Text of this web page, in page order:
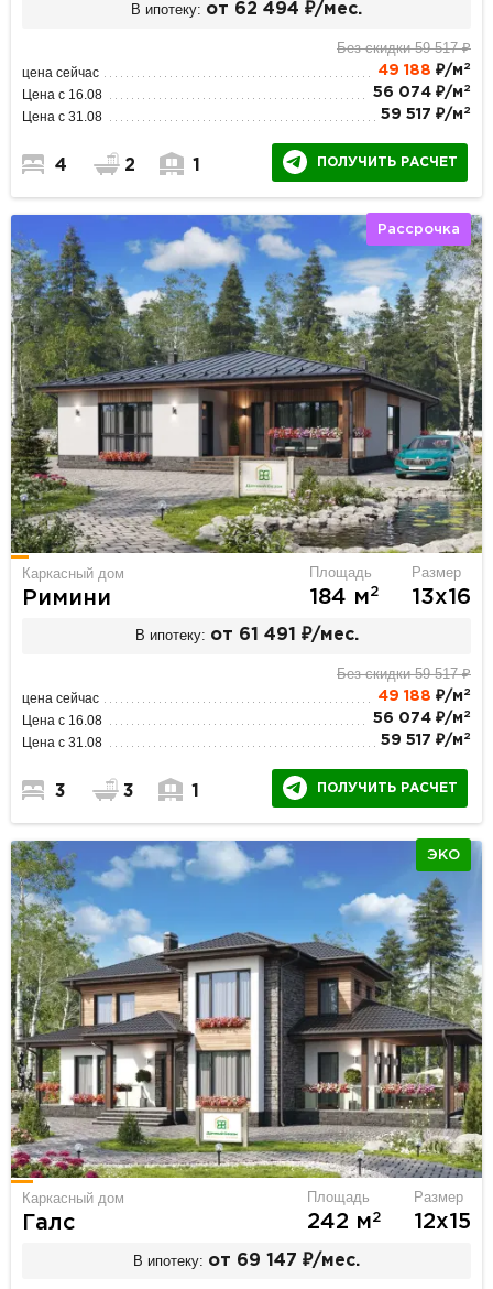
В ипотеку: от 62 494 ₽/мес.
Без скидки 59 517 ₽
цена сейчас 49 188 ₽/м 2
Цена с 16.08 56 074 ₽/м 2
Цена с 31.08 59 517 ₽/м 2
4 2 1 ПОЛУЧИТЬ РАСЧЕТ
Рассрочка
Каркасный дом
Римини
Площадь
184 м2
Размер
13х16
В ипотеку: от 61 491 ₽/мес.
Без скидки 59 517 ₽
цена сейчас 49 188 ₽/м 2
Цена с 16.08 56 074 ₽/м 2
Цена с 31.08 59 517 ₽/м 2
3 3 1 ПОЛУЧИТЬ РАСЧЕТ
ЭКО
Каркасный дом
Галс
Площадь
242 м2
Размер
12х15
В ипотеку: от 69 147 ₽/мес.